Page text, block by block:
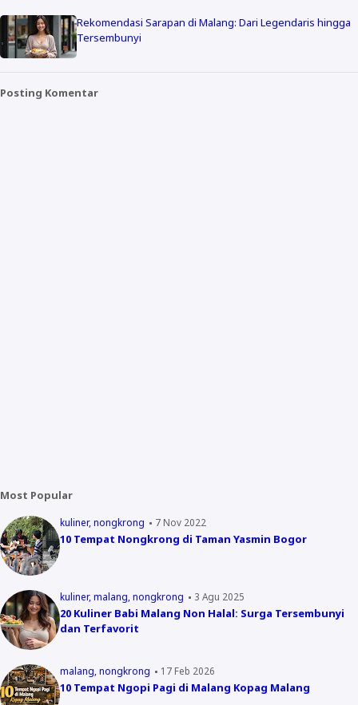
Rekomendasi Sarapan di Malang: Dari Legendaris hingga
Tersembunyi
Posting Komentar
Most Popular
kuliner nongkrong 7 Nov 2022
10 Tempat Nongkrong di Taman Yasmin Bogor
kuliner malang nongkrong 3 Agu 2025
20 Kuliner Babi Malang Non Halal: Surga Tersembunyi
dan Terfavorit
malang nongkrong 17 Feb 2026
10 Tempat Ngopi Pagi di Malang Kopag Malang